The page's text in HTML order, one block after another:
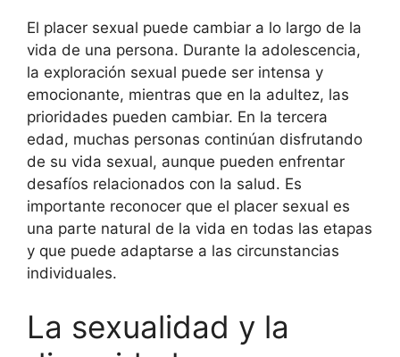
El placer sexual puede cambiar a lo largo de la
vida de una persona. Durante la adolescencia,
la exploración sexual puede ser intensa y
emocionante, mientras que en la adultez, las
prioridades pueden cambiar. En la tercera
edad, muchas personas continúan disfrutando
de su vida sexual, aunque pueden enfrentar
desafíos relacionados con la salud. Es
importante reconocer que el placer sexual es
una parte natural de la vida en todas las etapas
y que puede adaptarse a las circunstancias
individuales.
La sexualidad y la